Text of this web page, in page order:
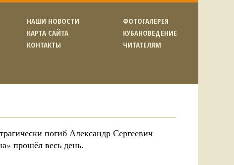
НАШИ НОВОСТИ
КАРТА САЙТА
КОНТАКТЫ
ФОТОГАЛЕРЕЯ
КУБАНОВЕДЕНИЕ
ЧИТАТЕЛЯМ
погиб Александр Сергеевич
прошёл весь день.